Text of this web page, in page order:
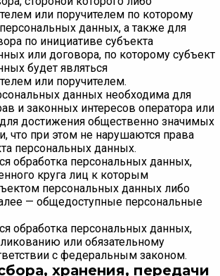
или поручителем по которому
данных, а также для
по инициативе субъекта
или договора, по которому субъект
будет являться
или поручителем.
данных необходима для
и законных интересов оператора или
достижения общественно значимых
что при этом не нарушаются права
персональных данных.
обработка персональных данных,
круга лиц к которым
персональных данных либо
— общедоступные персональные
обработка персональных данных,
или обязательному
с федеральным законом.
хранения, передачи